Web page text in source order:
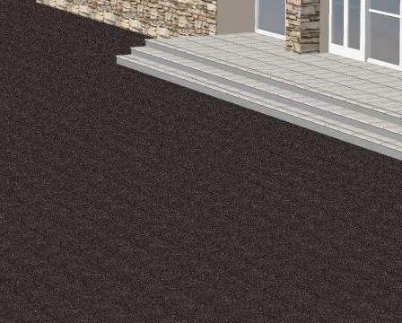
Характеристики
О помещении
Где находится
Контакты
Другие объявления
Характеристики помещения
№ объявления
8241
Дата размещения
20.01.2020
Город
Златоуст
Адрес
Челябинская область, г. Куса, ул. Индустриальная, д.39.
Расположено
Отдельно стоящее здание
Этаж
первый
Предлагается